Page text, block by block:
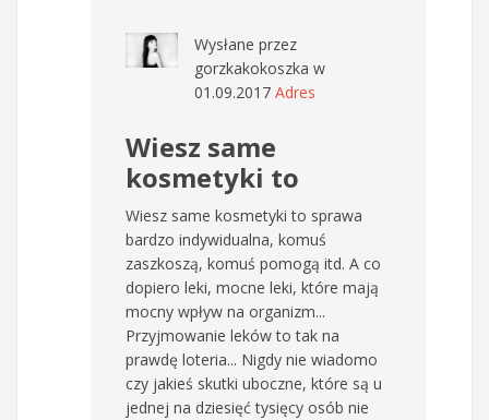
Wysłane przez
gorzkakokoszka w
01.09.2017 Adres
Wiesz same
kosmetyki to
Wiesz same kosmetyki to sprawa
bardzo indywidualna, komuś
zaszkoszą, komuś pomogą itd. A co
dopiero leki, mocne leki, które mają
mocny wpływ na organizm...
Przyjmowanie leków to tak na
prawdę loteria... Nigdy nie wiadomo
czy jakieś skutki uboczne, które są u
jednej na dziesięć tysięcy osób nie